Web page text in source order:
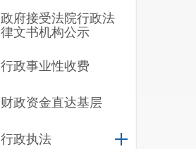
政府接受法院行政法
律文书机构公示
行政事业性收费
财政资金直达基层
行政执法